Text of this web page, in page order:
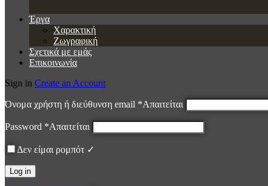
Έργα
Χαρακτική
Ζωγραφική
Σχετικά με εμάς
Επικοινωνία
Sign in Create an Account
Όνομα χρήστη ή διεύθυνση email *Απαιτείται
Password *Απαιτείται
Δεν είμαι ρομπότ ✓
Log in